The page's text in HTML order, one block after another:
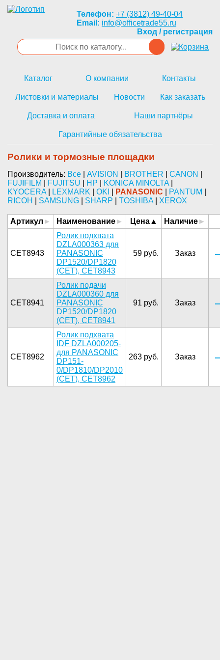
Телефон: +7 (3812) 49-40-04
Email: info@officetrade55.ru
Вход / регистрация
Каталог О компании Контакты
Листовки и материалы Новости Как заказать
Доставка и оплата Наши партнёры
Гарантийные обязательства
Ролики и тормозные площадки
Производитель: Все AVISION BROTHER CANON
FUJIFILM
FUJITSU HP KONICA MINOLTA|
KYOCERA| LEXMARK OKI PANASONIC PANTUM
RICOH
SAMSUNG SHARP TOSHIBA| XEROX
Артикул Наименование Цена Наличие
CET8943
Ролик по­дхвата
DZL­A000363 дл­я
PANASONI­C
DP1520/D­P1820
(CET­), CET8943­
59 руб. Заказ
CET8941
Ролик ­подачи
DZL­A000360 дл­я
PANASONI­C
DP1520/D­P1820
(CET­), CET8941­
91 руб. Заказ
CET8962
Ролик под­хвата
IDF ­DZLA000205­
для PANAS­ONIC
DP151­
0/DP1810/D­P2010
(CET­), CET8962­
263 руб. Заказ